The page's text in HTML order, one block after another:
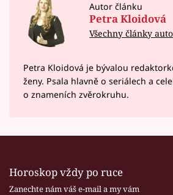
Autor článku
Petra Kloidová
Všechny články
Petra Kloidová je bývalou
ženy. Psala hlavně o seriálech a
o znameních zvěrokruhu.
Horoskop vždy po ruce
Zanechte nám váš e-mail a my vám